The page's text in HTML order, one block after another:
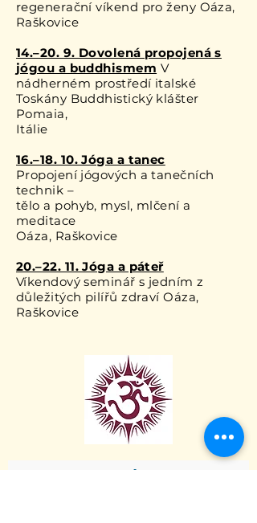
regenerační víkend pro ženy Oáza,
Raškovice
14.–20. 9. Dovolená propojená s
jógou a buddhismem V
nádherném prostředí italské
Toskány Buddhistický klášter
Pomaia,
Itálie
16.–18. 10. Jóga a tanec
Propojení jógových a tanečních
technik –
tělo a pohyb, mysl, mlčení a
meditace
Oáza, Raškovice
20.–22. 11. Jóga a páteř
Víkendový seminář s jedním z
důležitých pilířů zdraví Oáza,
Raškovice